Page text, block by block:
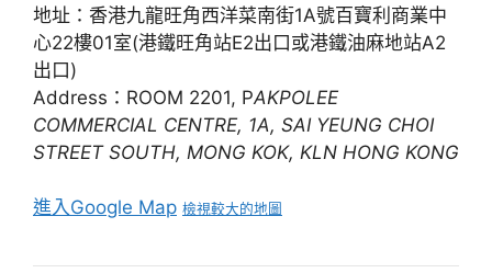
地址：香港九龍旺角西洋菜南街1A號百寶利商業中
心22樓01室(港鐵旺角站E2出口或港鐵油麻地站A2
出口)
Address：ROOM 2201, PAKPOLEE
COMMERCIAL CENTRE, 1A, SAI YEUNG CHOI
STREET SOUTH, MONG KOK, KLN HONG KONG
進入Google Map 檢視較大的地圖